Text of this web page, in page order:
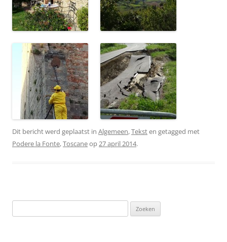
Dit bericht werd geplaatst in Algemeen,Teksten getagged met
Podere la Fonte,Toscaneop27 april 2014.
naar: